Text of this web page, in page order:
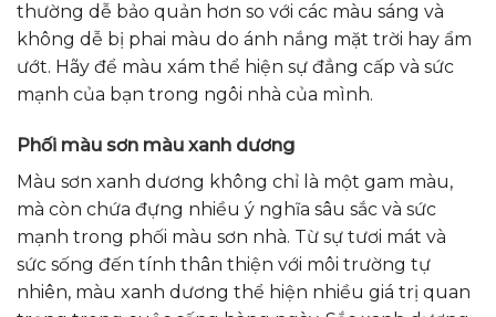
thường dễ bảo quản hơn so với các màu sáng và
không dễ bị phai màu do ánh nắng mặt trời hay ẩm
ướt. Hãy để màu xám thể hiện sự đẳng cấp và sức
mạnh của bạn trong ngôi nhà của mình.
Phối màu sơn màu xanh dương
Màu sơn xanh dương không chỉ là một gam màu,
mà còn chứa đựng nhiều ý nghĩa sâu sắc và sức
mạnh trong phối màu sơn nhà. Từ sự tươi mát và
sức sống đến tính thân thiện với môi trường tự
nhiên, màu xanh dương thể hiện nhiều giá trị quan